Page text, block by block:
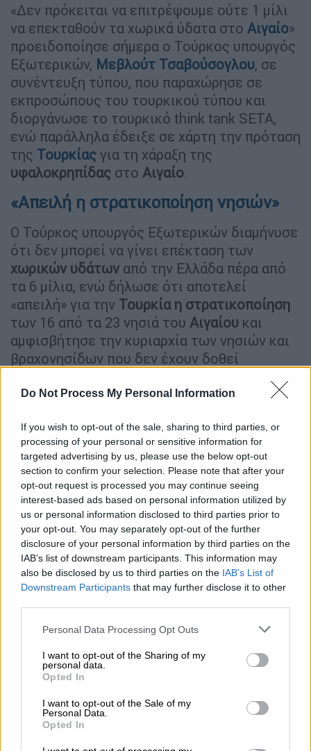
Do Not Process My Personal Information
If you wish to opt-out of the sale, sharing to third parties, or
processing of your personal or sensitive information for
targeted advertising by us, please use the below opt-out
section to confirm your selection. Please note that after your
opt-out request is processed you may continue seeing
interest-based ads based on personal information utilized by
us or personal information disclosed to third parties prior to
your opt-out. You may separately opt-out of the further
disclosure of your personal information by third parties on the
IAB’s list of downstream participants. This information may
also be disclosed by us to third parties on the IAB’s List of
Downstream Participants that may further disclose it to other
Please note that this website/app uses one or more Google
not limited to your visit or usage behaviour. You may click to
grant or deny consent to Google and its third-party tags to
use your data for below specified purposes in below Google
consent section.
Personal Data Processing Opt Outs
I want to opt-out of the Sharing of my
personal data.
Opted In
I want to opt-out of the Sale of my
Personal Data.
Opted In
«Δεν πρόκειται να επιτρέψουμε ούτε 1 μίλι
να επεκταθούν τα χωρικά ύδατα στο Αιγαίο»
προειδοποίησε σήμερα ο Τούρκος υπουργός
Εξωτερικών, Μεβλούτ Τσαβούσογλου, σε
συνέντευξη τύπου, που παραχώρησε σε
εκπροσώπους του τουρκικού τύπου και
διοργάνωσε το τουρκικό think tank SETA,
ενώ παράλληλα έδειξε σε χάρτη την πρόταση
της Τουρκίας για τη χάραξη της
υφαλοκρηπίδας στο Αιγαίο.
«Απειλή η στρατικοποίηση νησιών»
Ο Τούρκος υπουργός Εξωτερικών διαμήνυσε
ότι δεν μπορεί να γίνει επέκταση των
χωρικών υδάτων από την Ελλάδα πέρα από
τα 6 μίλια, ενώ δήλωσε ότι αποτελεί
«απειλή» για την Τουρκία η στρατικοποίηση
των 16 από τα 23 νησιά του Αιγαίου και
αμφισβήτησε την κυριαρχία των νησιών και
βραχονησίδων που δεν έχουν δοθεί
video
Για το μεταναστευτικό, οΜεβλούτ
υποστήριξε ότι η
ευρωκοινοβούλιο να κατηγορήσει την
Τουρκία, ότι διεξάγει εκστρατεία
αμαύρωσης της
, αλλά η ίδια
απαντάει αναλόγως
Χαρακτήρισε την Ελλάδα «ανειλικρινή,